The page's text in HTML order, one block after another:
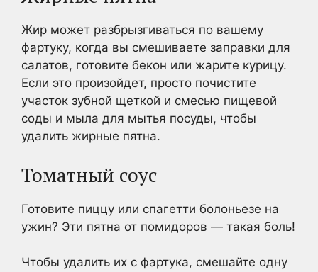
Жир может разбрызгиваться по вашему
фартуку, когда вы смешиваете заправки для
салатов, готовите бекон или жарите курицу.
Если это произойдет, просто почистите
участок зубной щеткой и смесью пищевой
соды и мыла для мытья посуды, чтобы
удалить жирные пятна.
Томатный соус
Готовите пиццу или спагетти болоньезе на
ужин? Эти пятна от помидоров — такая боль!
Чтобы удалить их с фартука, смешайте одну